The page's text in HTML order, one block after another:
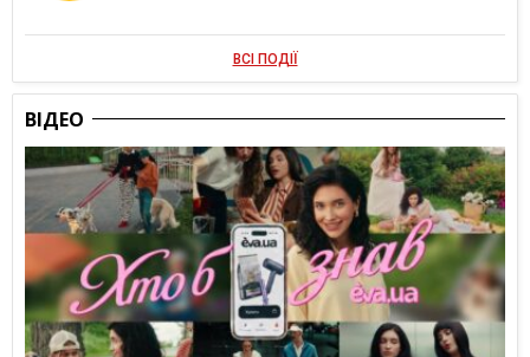
ВСІ ПОДІЇ
ВІДЕО